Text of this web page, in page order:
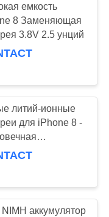
для
емкость
8 Заменяющая
3.8V 2.5 унций
литий-ионные
для iPhone 8 -
аккумулятор